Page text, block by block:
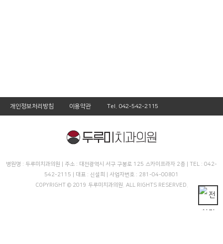
개인정보처리방침 이용약관 Tel. 042-542-2115
병원명 : 두루미치과의원 | 주소 : 대전광역시 서구 구봉로 125 스카이프라자 2층 | TEL : 042-
542-2115 | 대표 : 신설희 | 사업자번호 : 281-04-00801
COPYRIGHT © 2019 두루미치과의원. ALL RIGHTS RESERVED.